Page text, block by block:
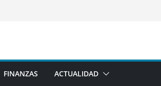
FINANZAS ACTUALIDAD